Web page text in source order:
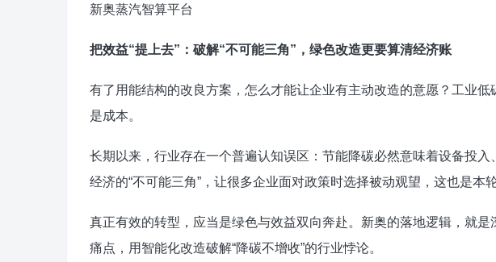
新奥蒸汽智算平台
把效益“提上去”：破解“不可能三角”，绿色改造更要算清经济账
有了用能结构的改良方案，怎么才能让企业有主动改造的意愿？工业
是成本。
长期以来，行业存在一个普遍认知误区：节能降碳必然意味着设备投入
经济的“不可能三角”，让很多企业面对政策时选择被动观望，这也是本
真正有效的转型，应当是绿色与效益双向奔赴。新奥的落地逻辑，就
痛点，用智能化改造破解“降碳不增收”的行业悖论。